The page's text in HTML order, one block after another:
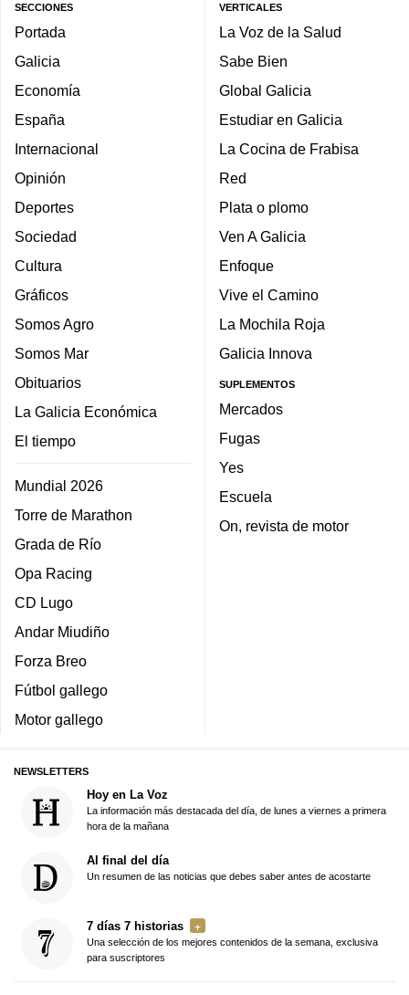
SECCIONES
Portada
Galicia
Economía
España
Internacional
Opinión
Deportes
Sociedad
Cultura
Gráficos
Somos Agro
Somos Mar
Obituarios
La Galicia Económica
El tiempo
Mundial 2026
Torre de Marathon
Grada de Río
Opa Racing
CD Lugo
Andar Miudiño
Forza Breo
Fútbol gallego
Motor gallego
VERTICALES
La Voz de la Salud
Sabe Bien
Global Galicia
Estudiar en Galicia
La Cocina de Frabisa
Red
Plata o plomo
Ven A Galicia
Enfoque
Vive el Camino
La Mochila Roja
Galicia Innova
SUPLEMENTOS
Mercados
Fugas
Yes
Escuela
On, revista de motor
NEWSLETTERS
Hoy en La Voz
La información más destacada del día, de lunes a viernes a primera
hora de la mañana
Al final del día
Un resumen de las noticias que debes saber antes de acostarte
7 días 7 historias
Una selección de los mejores contenidos de la semana, exclusiva
para suscriptores